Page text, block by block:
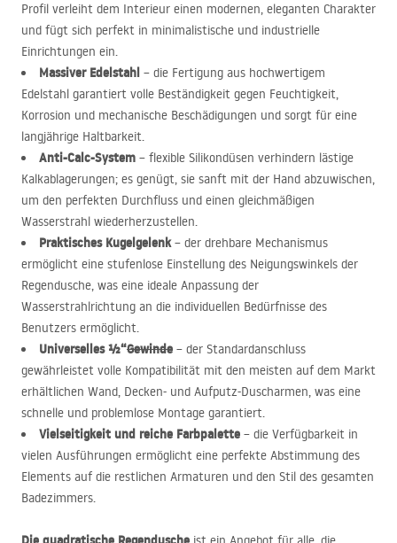
Profil verleiht dem Interieur einen modernen, eleganten Charakter
und fügt sich perfekt in minimalistische und industrielle
Einrichtungen ein.
Massiver Edelstahl – die Fertigung aus hochwertigem
Edelstahl garantiert volle Beständigkeit gegen Feuchtigkeit,
Korrosion und mechanische Beschädigungen und sorgt für eine
langjährige Haltbarkeit.
Anti-Calc-System – flexible Silikondüsen verhindern lästige
Kalkablagerungen; es genügt, sie sanft mit der Hand abzuwischen,
um den perfekten Durchfluss und einen gleichmäßigen
Wasserstrahl wiederherzustellen.
Praktisches Kugelgelenk– der drehbare Mechanismus
ermöglicht eine stufenlose Einstellung des Neigungswinkels der
Regendusche, was eine ideale Anpassung der
Wasserstrahlrichtung an die individuellen Bedürfnisse des
Benutzers ermöglicht.
Universelles ½“Gewinde – der Standardanschluss
gewährleistet volle Kompatibilität mit den meisten auf dem Markt
erhältlichen Wand, Decken- und Aufputz-Duscharmen, was eine
schnelle und problemlose Montage garantiert.
Vielseitigkeit und reiche Farbpalette – die Verfügbarkeit in
vielen Ausführungen ermöglicht eine perfekte Abstimmung des
Elements auf die restlichen Armaturen und den Stil des gesamten
Badezimmers.